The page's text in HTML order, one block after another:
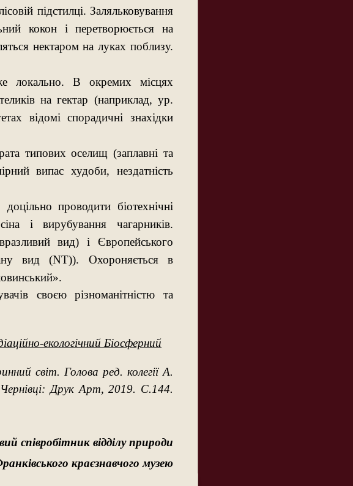
підстилці. Заляльковування
кокон і перетворюється на
нектаром на луках поблизу.
локально. В окремих місцях
на гектар (наприклад, ур.
відомі спорадичні знахідки
типових оселищ (заплавні та
випас худоби, нездатність
проводити біотехнічні
і вирубування чагарників.
вид) і Європейського
вид (NT)). Охороняється в
своєю різноманітністю та
екологічний Біосферний
світ. Голова ред. колегії А.
Друк Арт, 2019. С.144.
співробітник відділу природи
краєзнавчого музею